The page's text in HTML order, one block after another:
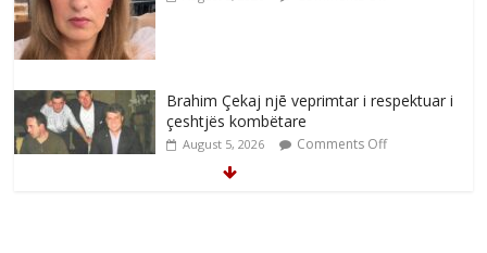
Brahim Çekaj njē veprimtar i respektuar i
çeshtjës kombëtare
August 5, 2026 Comments Off